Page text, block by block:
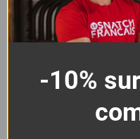
T-Shirt
-10%